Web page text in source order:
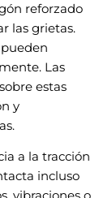
reforzado
las grietas.
Las
estas
y
a la tracción
incluso